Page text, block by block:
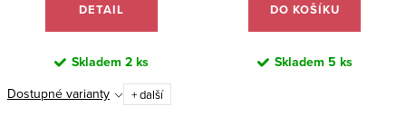
DETAIL
Skladem 2 ks
Dostupné varianty
+ další
DO KOŠÍKU
Skladem 5 ks